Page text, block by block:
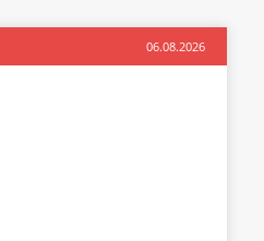
06.08.2026